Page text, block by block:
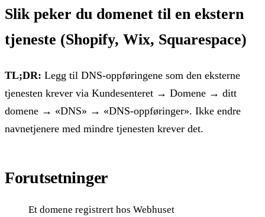
Slik peker du domenet til en ekstern
tjeneste (Shopify, Wix, Squarespace)
TL;DR: Legg til DNS-oppføringene som den eksterne
tjenesten krever via Kundesenteret → Domene → ditt
domene → «DNS» → «DNS-oppføringer». Ikke endre
navnetjenere med mindre tjenesten krever det.
Forutsetninger
Et domene registrert hos Webhuset